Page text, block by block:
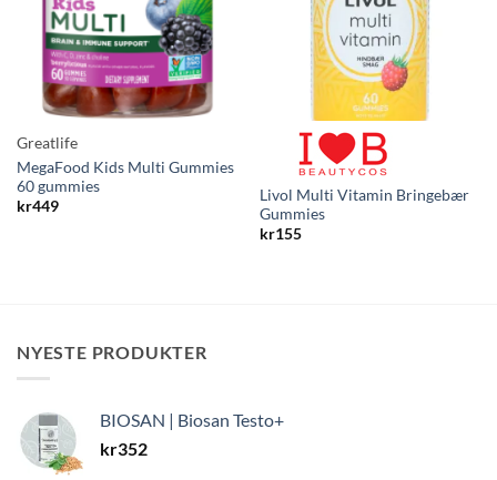
Greatlife
MegaFood Kids Multi Gummies
60 gummies
kr449
Livol Multi Vitamin Bringebær
Gummies
kr155
NYESTE PRODUKTER
BIOSAN | Biosan Testo+
kr352